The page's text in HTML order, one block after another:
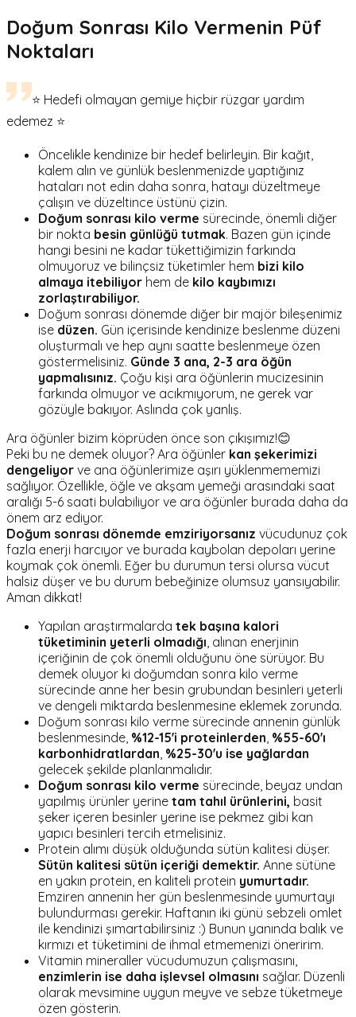
Doğum Sonrası Kilo Vermenin Püf
Noktaları
⭐ Hedefi olmayan gemiye hiçbir rüzgar yardım
edemez ⭐
Öncelikle kendinize bir hedef belirleyin. Bir kağıt,
kalem alın ve günlük beslenmenizde yaptığınız
hataları not edin daha sonra, hatayı düzeltmeye
çalışın ve düzeltince üstünü çizin.
Doğum sonrası kilo verme sürecinde, önemli diğer
bir nokta besin günlüğü tutmak. Bazen gün içinde
hangi besini ne kadar tükettiğimizin farkında
olmuyoruz ve bilinçsiz tüketimler hem bizi kilo
almaya itebiliyor hem de kilo kaybımızı
zorlaştırabiliyor.
Doğum sonrası dönemde diğer bir majör bileşenimiz
ise düzen. Gün içerisinde kendinize beslenme düzeni
oluşturmalı ve hep aynı saatte beslenmeye özen
göstermelisiniz. Günde 3 ana, 2-3 ara öğün
yapmalısınız. Çoğu kişi ara öğünlerin mucizesinin
farkında olmuyor ve acıkmıyorum, ne gerek var
gözüyle bakıyor. Aslında çok yanlış.
Ara öğünler bizim köprüden önce son çıkışımız!😊
Peki bu ne demek oluyor? Ara öğünler kan şekerimizi
dengeliyor ve ana öğünlerimize aşırı yüklenmememizi
sağlıyor. Özellikle, öğle ve akşam yemeği arasındaki saat
aralığı 5-6 saati bulabiliyor ve ara öğünler burada daha da
önem arz ediyor.
Doğum sonrası dönemde emziriyorsanız vücudunuz çok
fazla enerji harcıyor ve burada kaybolan depoları yerine
koymak çok önemli. Eğer bu durumun tersi olursa vücut
halsiz düşer ve bu durum bebeğinize olumsuz yansıyabilir.
Aman dikkat!
Yapılan araştırmalarda tek başına kalori
tüketiminin yeterli olmadığı , alınan enerjinin
içeriğinin de çok önemli olduğunu öne sürüyor. Bu
demek oluyor ki doğumdan sonra kilo verme
sürecinde anne her besin grubundan besinleri yeterli
ve dengeli miktarda beslenmesine eklemek zorunda.
Doğum sonrası kilo verme sürecinde annenin günlük
beslenmesinde, %12-15'i proteinlerden %55-60'ı
karbonhidratlardan %25-30'u ise yağlardan
gelecek şekilde planlanmalıdır.
Doğum sonrası kilo verme sürecinde, beyaz undan
yapılmış ürünler yerine tam tahıl ürünlerini, basit
şeker içeren besinler yerine ise pekmez gibi kan
yapıcı besinleri tercih etmelisiniz.
Protein alımı düşük olduğunda sütün kalitesi düşer.
Sütün kalitesi sütün içeriği demektir. Anne sütüne
en yakın protein, en kaliteli protein yumurtadır.
Emziren annenin her gün beslenmesinde yumurtayı
bulundurması gerekir. Haftanın iki günü sebzeli omlet
ile kendinizi şımartabilirsiniz :) Bunun yanında balık ve
kırmızı et tüketimini de ihmal etmemenizi öneririm.
Vitamin mineraller vücudumuzun çalışmasını,
enzimlerin ise daha işlevsel olmasını sağlar. Düzenli
olarak mevsimine uygun meyve ve sebze tüketmeye
özen gösterin.